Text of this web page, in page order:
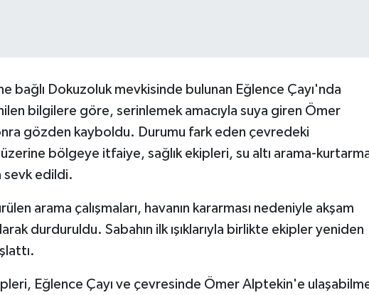
bağlı Dokuzoluk mevkisinde bulunan Eğlence Çayı'nda
bilgilere göre, serinlemek amacıyla suya giren Ömer
gözden kayboldu. Durumu fark eden çevredeki
üzerine bölgeye itfaiye, sağlık ekipleri, su altı arama-
sevk edildi.
arama çalışmaları, havanın kararması nedeniyle akşam
durduruldu. Sabahın ilk ışıklarıyla birlikte ekipler yeniden
Eğlence Çayı ve çevresinde Ömer Alptekin'e